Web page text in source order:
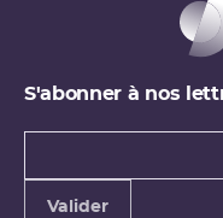
S'abonner à nos
Types de
Valider